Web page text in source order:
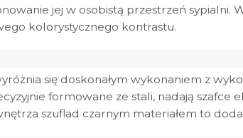
jej w osobistą przestrzeń sypialni.
kolorystycznego kontrastu.
się doskonałym wykonaniem z
formowane ze stali, nadają
szuflad czarnym materiałem to